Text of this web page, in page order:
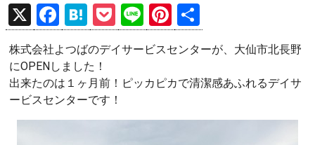
X
F
a
ce
b
o
o
H
at
e
n
a
P
o
ck
et
Li
n
e
Pi
nt
er
es
有
株式会社よつばのデイサービスセンターが、大仙市北長野
にOPENしました！
出来たのは１ヶ月前！ピッカピカで清潔感あふれるデイサ
ービスセンターです！